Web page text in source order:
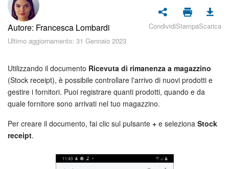
Piani e pagamento
Sicurezza in Bitrix24
CoPilot: IA in Bitrix24
Feed
Messenger
Collab
Autore: Francesca Lombardi
Ultimo aggiornamento: 31 Gennaio 2023
CondividiStampaScarica
Utilizzando il documento Ricevuta di rimanenza a magazzino
(Stock receipt), è possibile controllare l'arrivo di nuovi prodotti e
gestire i fornitori. Puoi registrare quanti prodotti, quando e da
quale fornitore sono arrivati nel tuo magazzino.
Per creare il documento, fai clic sul pulsante + e seleziona Stock
receipt.